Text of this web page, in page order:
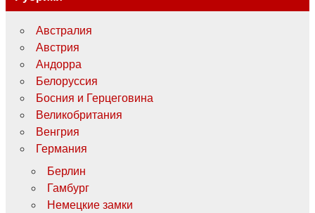
Австралия
Австрия
Андорра
Белоруссия
Босния и Герцеговина
Великобритания
Венгрия
Германия
Берлин
Гамбург
Немецкие замки